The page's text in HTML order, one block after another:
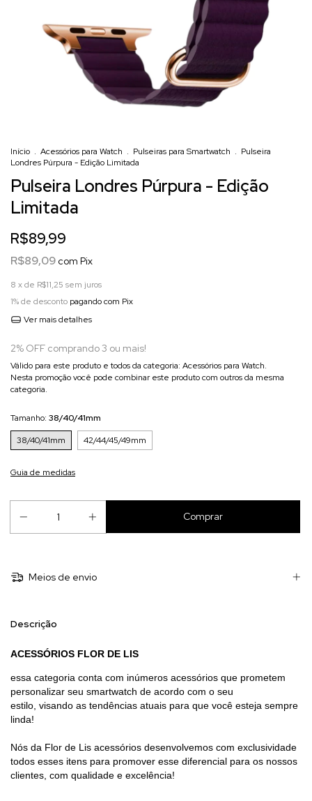
Início . Acessórios para Watch . Pulseiras para Smartwatch . Pulseira
Londres Púrpura - Edição Limitada
Pulseira Londres Púrpura - Edição
Limitada
R$89,99
R$89,09 com Pix
8 x de R$11,25 sem juros
1% de desconto pagando com Pix
Ver mais detalhes
2% OFF comprando 3 ou mais!
Válido para este produto e todos da categoria: Acessórios para Watch.
Nesta promoção você pode combinar este produto com outros da mesma
categoria.
Tamanho: 38/40/41mm
38/40/41mm
42/44/45/49mm
Guia de medidas
Meios de envio
Descrição
ACESSÓRIOS FLOR DE LIS
essa categoria conta com inúmeros acessórios que prometem
personalizar seu smartwatch de acordo com o seu
estilo, visando as tendências atuais para que você esteja sempre
linda!
Nós da Flor de Lis acessórios desenvolvemos com exclusividade
todos esses itens para promover esse diferencial para os nossos
clientes, com qualidade e excelência!